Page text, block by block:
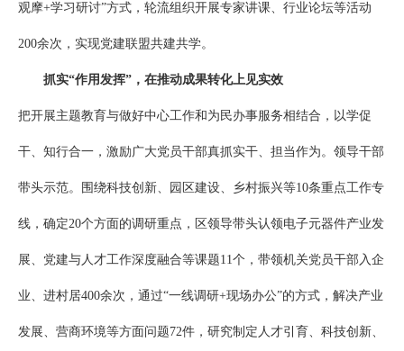
观摩+学习研讨”方式，轮流组织开展专家讲课、行业论坛等活动
200余次，实现党建联盟共建共学。
抓实“作用发挥”，在推动成果转化上见实效
把开展主题教育与做好中心工作和为民办事服务相结合，以学促
干、知行合一，激励广大党员干部真抓实干、担当作为。领导干部
带头示范。围绕科技创新、园区建设、乡村振兴等10条重点工作专
线，确定20个方面的调研重点，区领导带头认领电子元器件产业发
展、党建与人才工作深度融合等课题11个，带领机关党员干部入企
业、进村居400余次，通过“一线调研+现场办公”的方式，解决产业
发展、营商环境等方面问题72件，研究制定人才引育、科技创新、